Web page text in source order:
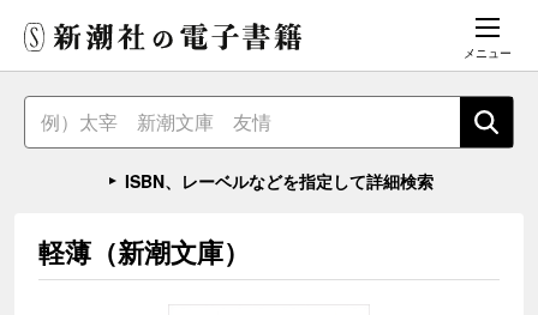
メニュー
ISBN、レーベルなどを指定して詳細検索
軽薄（新潮文庫）